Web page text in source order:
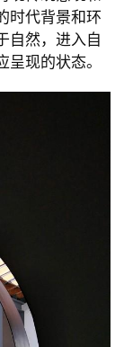
出我们的期
传统意境和
呈现的状态。